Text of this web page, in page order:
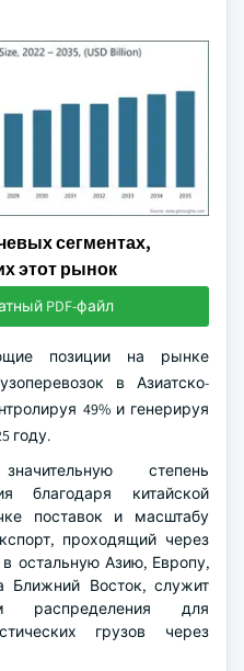
сегментах,
этот рынок
PDF-файл
позиции на рынке
в Азиатско-
49% и генерируя
году.
степень
благодаря китайской
поставок и масштабу
проходящий через
остальную Азию, Европу,
Восток, служит
распределения для
грузов через